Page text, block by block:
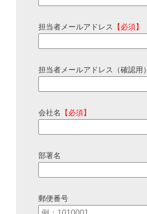
担当者メールアドレス 【必須】
担当者メールアドレス（確認用）
会社名 【必須】
部署名
郵便番号